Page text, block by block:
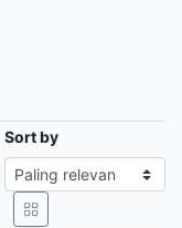
Sort by